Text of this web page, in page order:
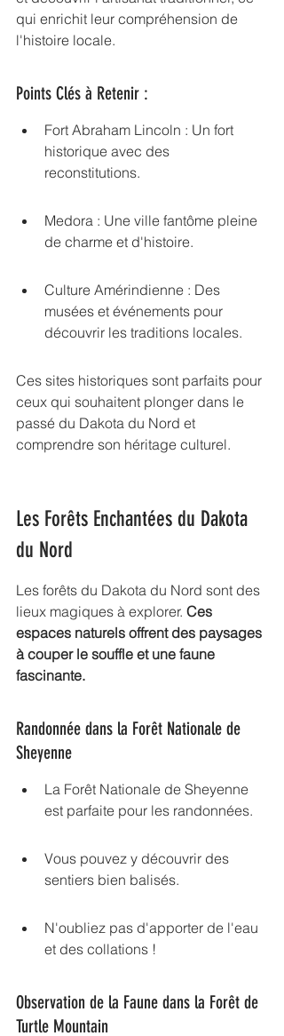
qui enrichit leur compréhension de
l'histoire locale.
Points Clés à Retenir :
Fort Abraham Lincoln : Un fort
historique avec des
reconstitutions.
Medora : Une ville fantôme pleine
de charme et d'histoire.
Culture Amérindienne : Des
musées et événements pour
découvrir les traditions locales.
Ces sites historiques sont parfaits pour
ceux qui souhaitent plonger dans le
passé du Dakota du Nord et
comprendre son héritage culturel.
Les Forêts Enchantées du Dakota
du Nord
Les forêts du Dakota du Nord sont des
lieux magiques à explorer. Ces
espaces naturels offrent des paysages
à couper le souffle et une faune
fascinante.
Randonnée dans la Forêt Nationale de
Sheyenne
La Forêt Nationale de Sheyenne
est parfaite pour les randonnées.
Vous pouvez y découvrir des
sentiers bien balisés.
N'oubliez pas d'apporter de l'eau
et des collations !
Observation de la Faune dans la Forêt de
Turtle Mountain